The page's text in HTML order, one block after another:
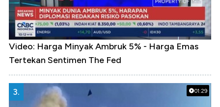
Video: Harga Minyak Ambruk 5% - Harga Emas
Tertekan Sentimen The Fed
01:29
3.